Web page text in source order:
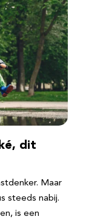
dit
Maar
steeds nabij.
is een